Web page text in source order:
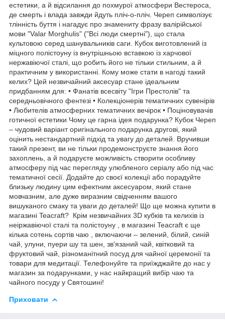
естетики, а й відсилання до похмурої атмосфери Вестероса,
де смерть і влада завжди йдуть пліч-о-пліч. Череп символізує
тлінність буття і нагадує про знамениту фразу валірійської
мови "Valar Morghulis" ("Всі люди смертні"), що стала
культовою серед шанувальників саги. Кубок виготовлений із
міцного полістоуну із внутрішньою вставкою із харчової
нержавіючої сталі, що робить його не тільки стильним, а й
практичним у використанні. Кому може стати в нагоді такий
келих? Цей незвичайний аксесуар стане ідеальним
придбанням для: • Фанатів всесвіту "Ігри Престолів" та
середньовічного фентезі • Колекціонерів тематичних сувенірів
• Любителів атмосферних тематичних вечірок • Поціновувачів
готичної естетики Чому це гарна ідея подарунка? Кубок Череп
– чудовий варіант оригінального подарунка другові, який
оцінить нестандартний підхід та увагу до деталей. Вручивши
такий презент, ви не тільки продемонструєте знання його
захоплень, а й подаруєте можливість створити особливу
атмосферу під час перегляду улюбленого серіалу або під час
тематичної сесії. Додайте до своєї колекції або порадуйте
близьку людину цим ефектним аксесуаром, який стане
мовчазним, але дуже виразним свідченням вашого
вишуканого смаку та уваги до деталей! Що ще можна купити в
магазині Teacraft? Крім незвичайних 3D кубків та келихів із
неіржавіючої сталі та полістоуну , в магазині Teacraft є ще
кілька сотень сортів чаю , включаючи – зелений, білий, синій
чай, улуни, пуери шу та шен, зв'язаний чай, квітковий та
фруктовий чай, різноманітний посуд для чайної церемонії та
товари для медитації. Телефонуйте та приїжджайте до нас у
магазин за подарунками, у нас найкращий вибір чаю та
чайного посуду у Святошині!
Приховати